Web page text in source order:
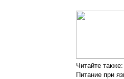
Читайте также:
Питание при